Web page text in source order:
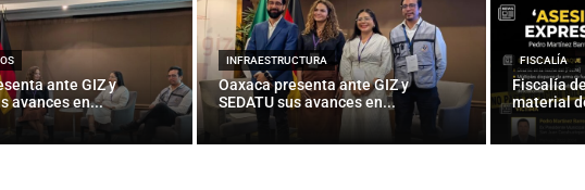
ante GIZ y
avances en...
INFRAESTRUCTURA
Oaxaca presenta ante GIZ y
SEDATU sus avances en...
FISCALÍA
Fiscalía
material
en Zanatepec
Por DIANA MANZO - 08/06/2017